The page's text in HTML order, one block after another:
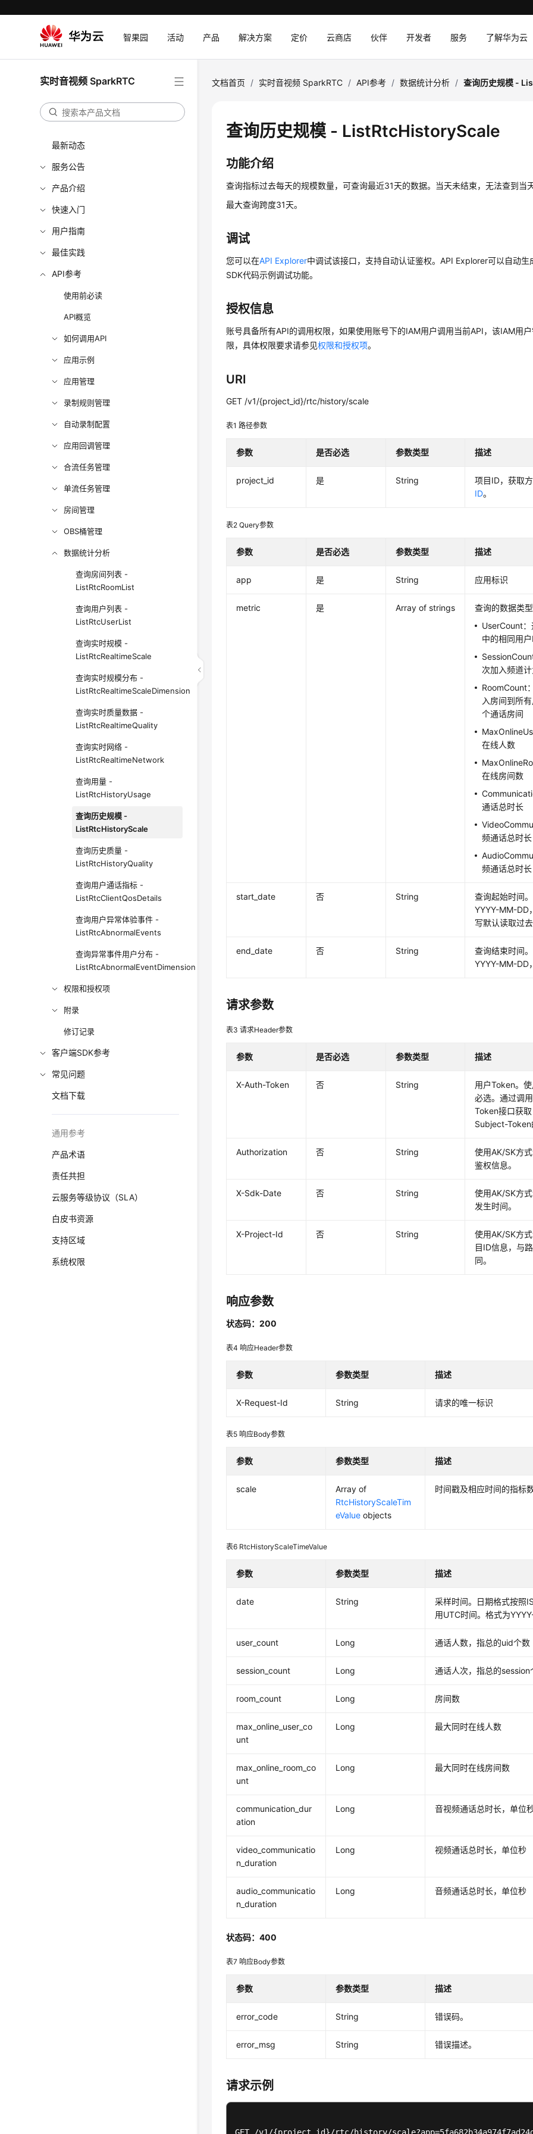
智果园 活动 产品 解决方案 定价 云商店 伙伴 开发者 服务 了解华为云
实时音视频 SparkRTC
最新动态
服务公告
产品介绍
快速入门
用户指南
最佳实践
API参考
使用前必读
API概览
如何调用API
应用示例
应用管理
录制规则管理
自动录制配置
应用回调管理
合流任务管理
单流任务管理
房间管理
OBS桶管理
数据统计分析
查询房间列表 -
ListRtcRoomList
查询用户列表 -
ListRtcUserList
查询实时规模 -
ListRtcRealtimeScale
查询实时规模分布 -
ListRtcRealtimeScaleDimension
查询实时质量数据 -
ListRtcRealtimeQuality
查询实时网络 -
ListRtcRealtimeNetwork
查询用量 -
ListRtcHistoryUsage
查询历史规模 -
ListRtcHistoryScale
查询历史质量 -
ListRtcHistoryQuality
查询用户通话指标 -
ListRtcClientQosDetails
查询用户异常体验事件 -
ListRtcAbnormalEvents
查询异常事件用户分布 -
ListRtcAbnormalEventDimension
权限和授权项
附录
修订记录
客户端SDK参考
常见问题
文档下载
通用参考
产品术语
责任共担
云服务等级协议（SLA）
白皮书资源
支持区域
系统权限
文档首页 / 实时音视频 SparkRTC / API参考 / 数据统计分析 / 查询历史规模 -
查询历史规模 - ListRtcHistoryScale
功能介绍
查询指标过去每天的规模数量，可查询最近31天的数据。当天未结束，无法查到当
最大查询跨度31天。
调试
您可以在API Explorer中调试该接口，支持自动认证鉴权。API Explorer可以自动生
SDK代码示例调试功能。
授权信息
账号具备所有API的调用权限，如果使用账号下的IAM用户调用当前API，该IAM用
限，具体权限要求请参见权限和授权项。
URI
GET /v1/{project_id}/rtc/history/scale
表1路径参数
参数 是否必选 参数类型 描述
project_id 是 String
项目ID，获取
ID。
表2Query参数
参数 是否必选 参数类型 描述
app 是 String 应用标识
metric 是 Array of strings
查询的数据类型
UserCount
中的相同用
次加入频道
RoomCount
入房间到所
个通话房间
在线人数
在线房间数
通话总时长
频通话总时长
频通话总时长
start_date 否 String
查询起始时间
YYYY-MM-
写默认读取过
end_date 否 String
查询结束时间
YYYY-MM-
请求参数
表3请求Header参数
参数 是否必选 参数类型 描述
X-Auth-Token 否 String
用户Token。
必选。通过调
Token接口获
Subject-Token
Authorization 否 String
使用AK/SK方
鉴权信息。
X-Sdk-Date 否 String
使用AK/SK方
发生时间。
X-Project-Id 否 String
使用AK/SK方
目ID信息，与
同。
响应参数
状态码：200
表4响应Header参数
参数 参数类型 描述
X-Request-Id String 请求的唯一标识
表5响应Body参数
参数 参数类型 描述
scale
Array of
RtcHistoryScaleTim
eValue objects
时间戳及相应时间的指标
表6 RtcHistoryScaleTimeValue
参数 参数类型 描述
date String
采样时间。日期格式按照
用UTC时间。格式为
user_count Long 通话人数，指总的uid个数
session_count Long 通话人次，指总的session
room_count Long 房间数
max_online_user_co
unt
Long 最大同时在线人数
max_online_room_co
unt
Long 最大同时在线房间数
communication_dur
ation
Long 音视频通话总时长，单位
video_communicatio
n_duration
Long 视频通话总时长，单位秒
audio_communicatio
n_duration
Long 音频通话总时长，单位秒
状态码：400
表7响应Body参数
参数 参数类型 描述
error_code String 错误码。
error_msg String 错误描述。
请求示例